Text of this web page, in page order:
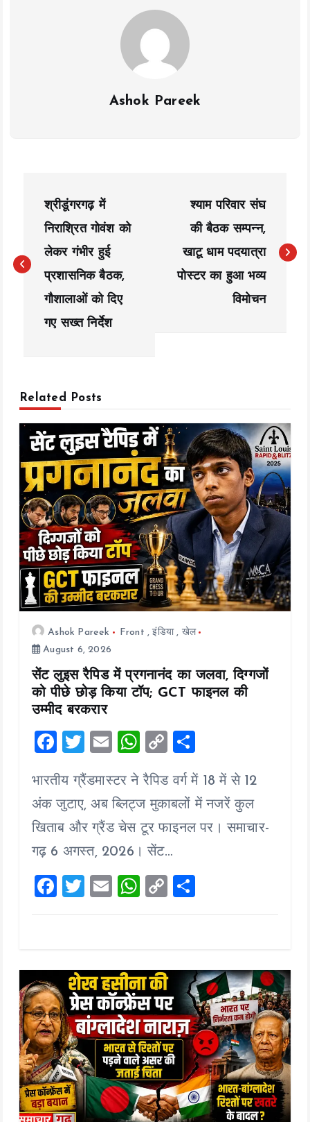
k
Ashok Pareek
t
g
o
n
श्रीडूंगरगढ़ में
निराश्रित गोवंश को
लेकर गंभीर हुई
प्रशासनिक बैठक,
गौशालाओं को दिए
गए सख्त निर्देश
श्याम परिवार संघ
की बैठक सम्पन्न,
खाटू धाम पदयात्रा
पोस्टर का हुआ भव्य
विमोचन
Related Posts
Ashok Pareek Front ,इंडिया, खेल
August 6, 2026
सेंट लुइस रैपिड में प्रगनानंद का जलवा, दिग्गजों
को पीछे छोड़ किया टॉप; GCT फाइनल की
उम्मीद बरकरार
F
ce
b
o
o
k
T
tt
er
E
ai
l
W
at
s
A
p
p
C
p
y
Li
n
k
a
re
भारतीय ग्रैंडमास्टर ने रैपिड वर्ग में 18 में से 12
अंक जुटाए, अब ब्लिट्ज मुकाबलों में नजरें कुल
खिताब और ग्रैंड चेस टूर फाइनल पर। समाचार-
गढ़ 6 अगस्त, 2026। सेंट…
F
a
o
o
k
T
wi
E
m
W
h
A
p
p
C
o
Li
n
k
h